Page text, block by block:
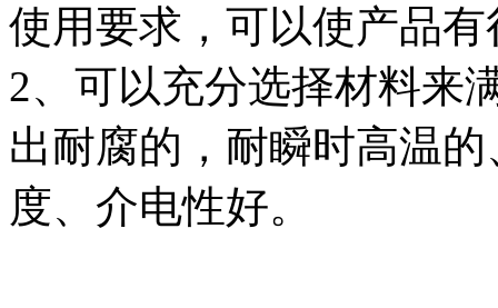
使用要求，可以使产品
2、可以充分选择材料来
出耐腐的，耐瞬时高温
度、介电性好。